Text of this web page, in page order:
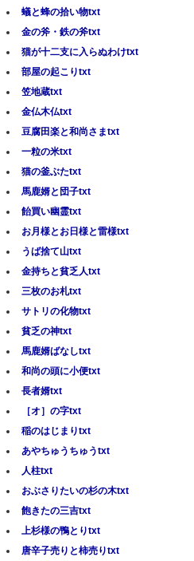
蟻と蜂の拾い物txt
金の斧・鉄の斧txt
猫が十二支に入らぬわけtxt
部屋の起こりtxt
笠地蔵txt
金仏木仏txt
豆腐田楽と和尚さまtxt
一粒の米txt
猫の釜ぶたtxt
馬鹿婿と団子txt
飴買い幽霊txt
お月様とお日様と雷様txt
うば捨て山txt
金持ちと貧乏人txt
三枚のお札txt
サトリの化物txt
貧乏の神txt
馬鹿婿ばなしtxt
和尚の頭に小便txt
長者婿txt
［オ］の字txt
稲のはじまりtxt
あやちゅうちゅうtxt
人柱txt
おぶさりたいの杉の木txt
飽きたの三吉txt
上杉様の鴨とりtxt
唐辛子売りと柿売りtxt